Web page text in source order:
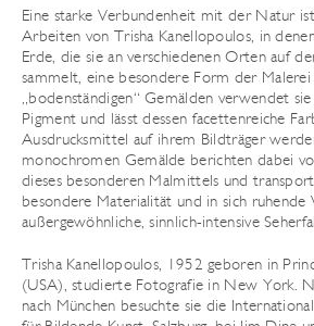
Eine starke Verbundenheit mit der Natur
Arbeiten von Trisha Kanellopoulos, in
Erde, die sie an verschiedenen Orten auf
sammelt, eine besondere Form der
„bodenständigen“ Gemälden verwendet
Pigment und lässt dessen facettenreiche
Ausdrucksmittel auf ihrem Bildträger
monochromen Gemälde berichten dabei
dieses besonderen Malmittels und
besondere Materialität und in sich ruhende
außergewöhnliche, sinnlich-intensive
Trisha Kanellopoulos, 1952 geboren in
(USA), studierte Fotografie in New York.
nach München besuchte sie die